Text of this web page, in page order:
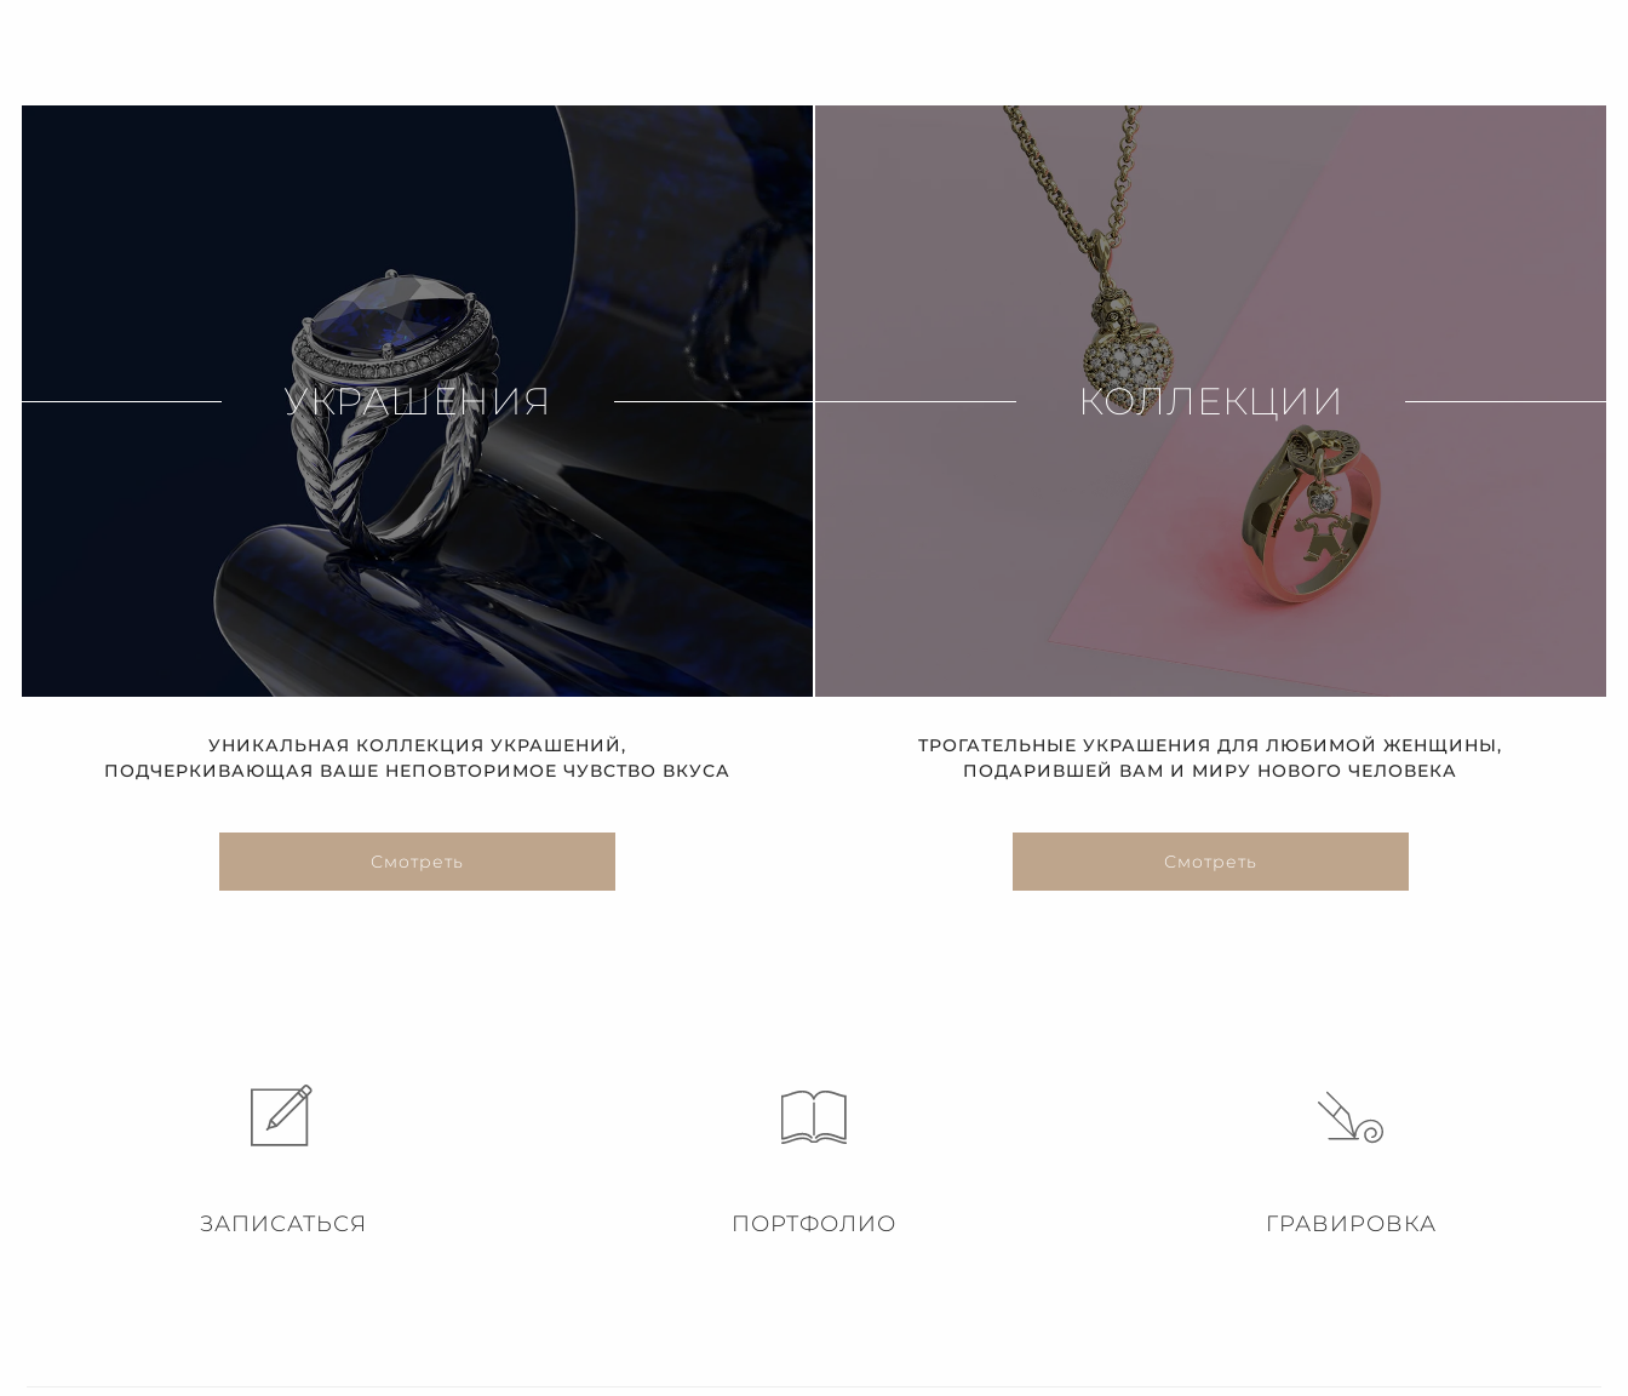
УКРАШЕНИЯ
УНИКАЛЬНАЯ КОЛЛЕКЦИЯ УКРАШЕНИЙ,
ПОДЧЕРКИВАЮЩАЯ ВАШЕ НЕПОВТОРИМОЕ ЧУВСТВО ВКУСА
Смотреть
КОЛЛЕКЦИИ
ТРОГАТЕЛЬНЫЕ УКРАШЕНИЯ ДЛЯ ЛЮБИМОЙ ЖЕНЩИНЫ,
ПОДАРИВШЕЙ ВАМ И МИРУ НОВОГО ЧЕЛОВЕКА
Смотреть
ЗАПИСАТЬСЯ ПОРТФОЛИО ГРАВИРОВКА